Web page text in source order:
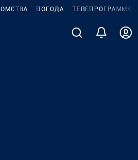
ПОГОДА ТЕЛЕПРОГРАММА